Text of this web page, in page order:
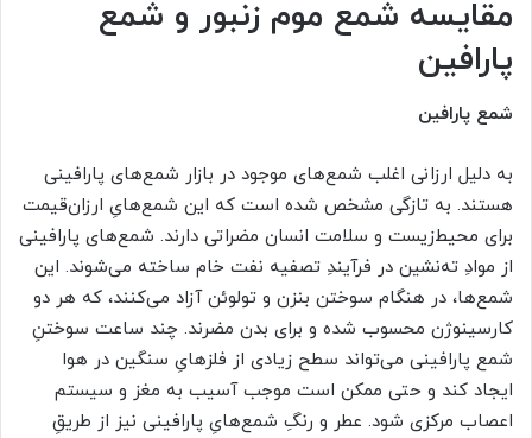
مقایسه شمع‌ موم زنبور و شمع‌
پارافین
شمع‌ پارافین
به دلیل ارزانی اغلب شمع‌های موجود در بازار شمع‌های پارافینی
هستند. به تازگی مشخص شده است که این شمع‌هایِ ارزان‌قیمت
برای محیط‌زیست و سلامت انسان مضراتی دارند. شمع‌های‌ پارافینی
از موادِ ته‌نشین در فرآیندِ تصفیه نفت خام ساخته می‌شوند. این
شمع‌ها، در هنگام سوختن بنزن و تولوئن آزاد می‌کنند، که هر دو
کارسینوژن محسوب شده و برای بدن مضرند. چند ساعت سوختنِ
شمع‌ پارافینی می‌تواند سطح زیادی از فلزهایِ سنگین در هوا
ایجاد کند و حتی ممکن است موجب آسیب به مغز و سیستم
اعصاب مرکزی شود. عطر و رنگِ شمع‌هایِ پارافینی نیز از طریقِ